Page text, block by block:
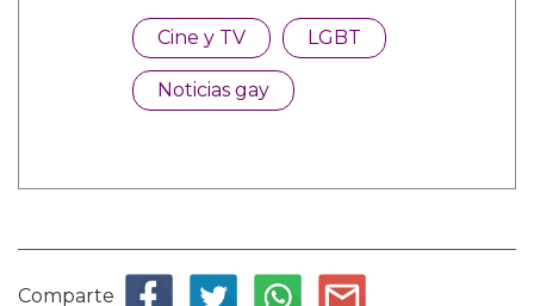
Cine y TV LGBT
Noticias gay
Comparte